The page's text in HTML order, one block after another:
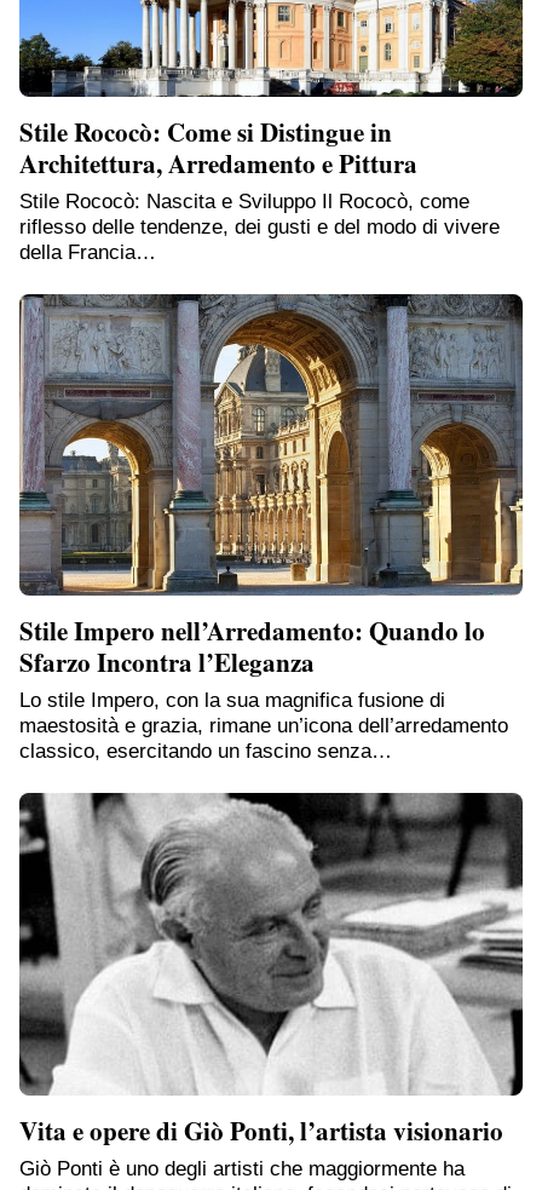
Stile Rococò: Come si Distingue in
Architettura, Arredamento e Pittura
Stile Rococò: Nascita e Sviluppo Il Rococò, come
riflesso delle tendenze, dei gusti e del modo di vivere
della Francia…
Stile Impero nell’Arredamento: Quando lo
Sfarzo Incontra l’Eleganza
Lo stile Impero, con la sua magnifica fusione di
maestosità e grazia, rimane un’icona dell’arredamento
classico, esercitando un fascino senza…
Vita e opere di Giò Ponti, l’artista visionario
Giò Ponti è uno degli artisti che maggiormente ha